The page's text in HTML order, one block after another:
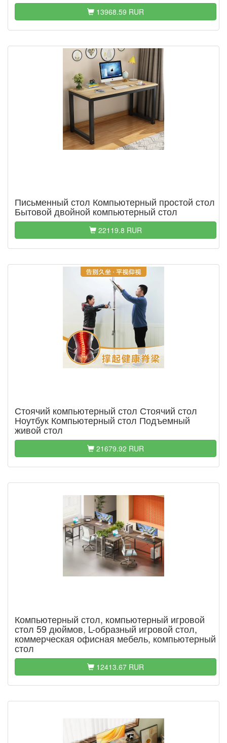
13968.59 RUR
Письменный стол Компьютерный простой стол
Бытовой двойной компьютерный стол
22119.8 RUR
Стоячий компьютерный стол Стоячий стол
Ноутбук Компьютерный стол Подъемный
живой стол
21679.92 RUR
Компьютерный стол, компьютерный игровой
стол 59 дюймов, L-образный игровой стол,
коммерческая офисная мебель, компьютерный
стол
12413.67 RUR